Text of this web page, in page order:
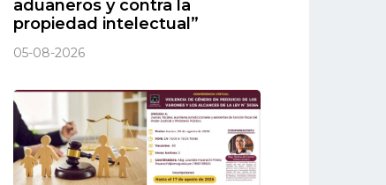
aduaneros y contra la
propiedad intelectual”
05-08-2026